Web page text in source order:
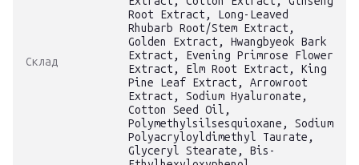
Склад
Root Extract, Long-Leaved
Rhubarb Root/Stem Extract,
Golden Extract, Hwangbyeok Bark
Extract, Evening Primrose Flower
Extract, Elm Root Extract, King
Pine Leaf Extract, Arrowroot
Extract, Sodium Hyaluronate,
Cotton Seed Oil,
Polymethylsilsesquioxane, Sodium
Polyacryloyldimethyl Taurate,
Glyceryl Stearate, Bis-